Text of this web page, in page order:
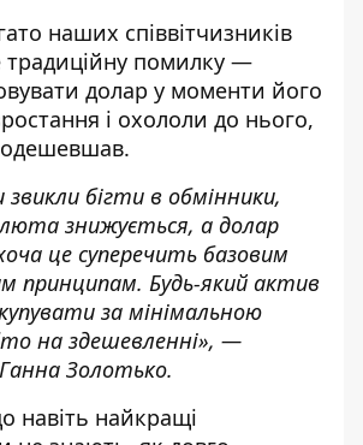
наших співвітчизників
помилку —
долар у моменти його
і охололи до нього,
бігти в обмінники,
знижується, а долар
це суперечить базовим
принципам. Будь-який актив
за мінімальною
на здешевленні», —
Золотько.
навіть найкращі